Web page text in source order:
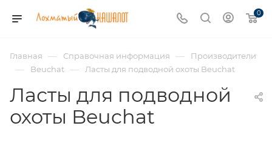
0
Главная — Справочная информация — Производители
— Beuchat — Ласты для подводной охоты Beuchat
Ласты для подводной
охоты Beuchat